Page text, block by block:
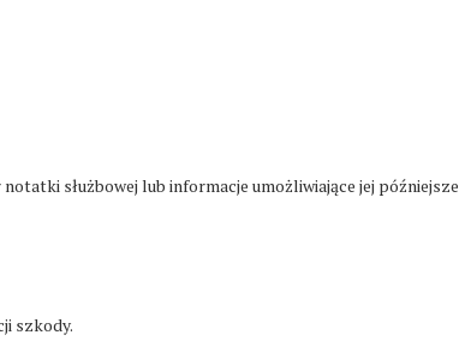
służbowej lub informacje umożliwiające jej późniejsze
szkody.